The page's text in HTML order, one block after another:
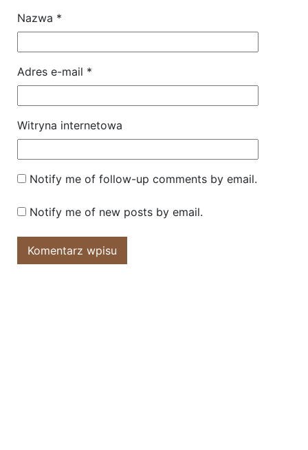
Nazwa *
Adres e-mail *
Witryna internetowa
Notify me of follow-up comments by email.
Notify me of new posts by email.